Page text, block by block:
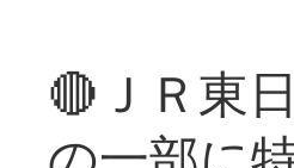
🔴ＪＲ東